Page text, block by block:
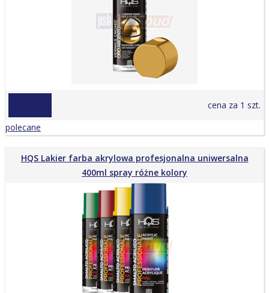
cena za 1 szt.
polecane
HQS Lakier farba akrylowa profesjonalna uniwersalna
400ml spray różne kolory